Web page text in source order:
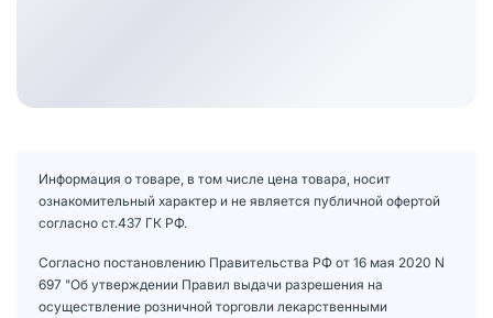
Информация о товаре, в том числе цена товара, носит
ознакомительный характер и не является публичной офертой
согласно ст.437 ГК РФ.
Согласно постановлению Правительства РФ от 16 мая 2020 N
697 "Об утверждении Правил выдачи разрешения на
осуществление розничной торговли лекарственными